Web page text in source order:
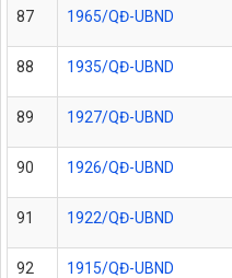
87 1965/QĐ-UBND
88 1935/QĐ-UBND
89 1927/QĐ-UBND
90 1926/QĐ-UBND
91 1922/QĐ-UBND
92 1915/QĐ-UBND